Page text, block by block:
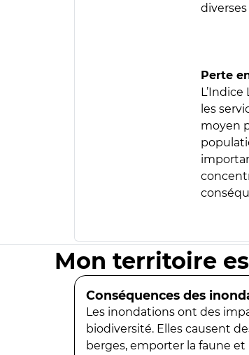
Perte
les
moyen
Mon territoire
Conséquences des
Les inondations ont des
biodiversité. Elles causent
berges, emporter la faune